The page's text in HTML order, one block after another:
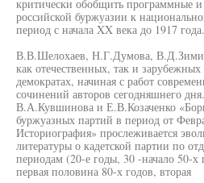
критически обобщить программные и
российской буржуазии к
период с начала XX века до 1917 года.
В.В.Шелохаев, Н.Г.Думова,
как отечественных, так и
демократах, начиная с работ
сочинений авторов сегодняшнего
В.А.Кувшинова и Е.В.Козаченко
буржуазных партий в период от
Историография» прослеживается
литературы о кадетской партии по
периодам (20-е годы, 30 -начало 50-
первая половина 80-х годов, вторая